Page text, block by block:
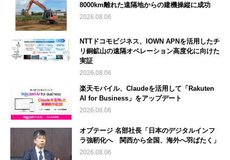
8000km離れた遠隔地からの建機操縦に成功
2026.08.06
NTTドコモビジネス、IOWN APNを活用したチ
リ銅鉱山の遠隔オペレーション高度化に向けた
実証
2026.08.06
楽天モバイル、Claudeを活用して「Rakuten
AI for Business」をアップデート
2026.08.06
オプテージ 名部社長「日本のデジタルインフ
ラ強靭化へ 関西から全国、海外へ羽ばたく」
2026.08.06